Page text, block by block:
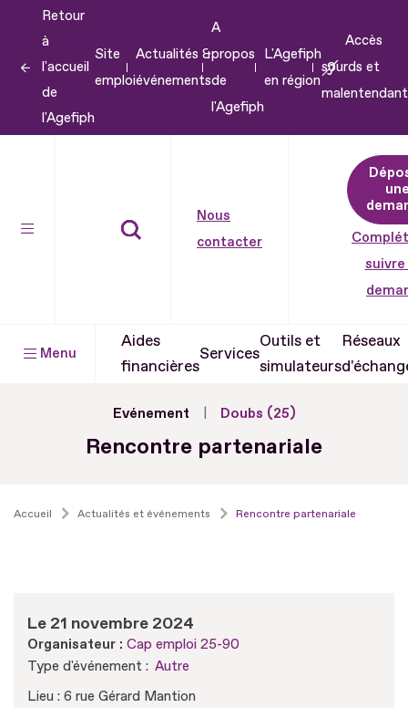
contenu
Retour
à
l'accueil
de
l'Agefiph
Site
emploi
Actualités &
événements
A
propos
de
l'Agefiph
L'Agefiph
en région
Accès
sourds et
Nous
contacter
suivre
Menu
Aides
financières
Services
Outils et
simulateurs
Réseaux
Evénement Doubs (25)
Rencontre partenariale
Accueil Actualités et événements Rencontre partenariale
Le 21 novembre 2024
Organisateur : Cap emploi 25-90
Type d'événement : Autre
Lieu : 6 rue Gérard Mantion